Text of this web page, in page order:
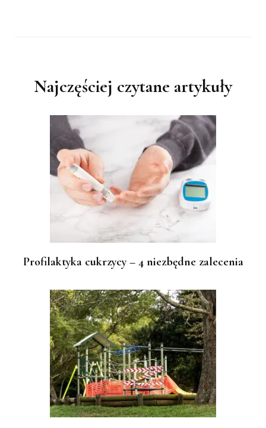
Najczęściej czytane artykuły
Profilaktyka cukrzycy – 4 niezbędne zalecenia